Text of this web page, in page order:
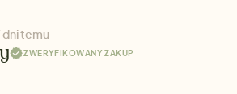
dni temu
ZWERYFIKOWANY ZAKUP